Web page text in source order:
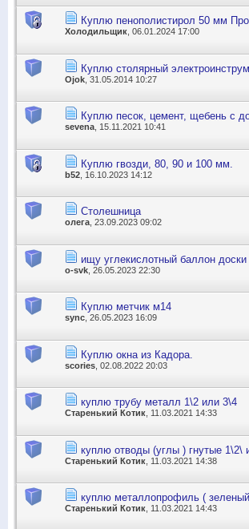
Куплю пенополистирол 50 мм
Холодильщик, 06.01.2024 17:00
Куплю столярный
Ojok , 31.05.2014 10:27
Куплю песок, цемент, щебень с
sevena , 15.11.2021 10:41
Куплю гвозди, 80, 90 и 100 мм.
b52 , 16.10.2023 14:12
Столешница
олега , 23.09.2023 09:02
ищу углекислотный баллон доски
o-svk , 26.05.2023 22:30
Куплю метчик м14
sync , 26.05.2023 16:09
Куплю окна из Кадора.
scories , 02.08.2022 20:03
куплю трубу металл 1\2 или 3\4
Старенький Котик , 11.03.2021 14:33
куплю отводы (углы ) гнутые 1\2\
Старенький Котик , 11.03.2021 14:38
куплю металлопрофиль (
Старенький Котик , 11.03.2021 14:43